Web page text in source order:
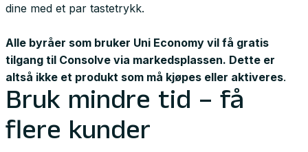
dine med et par tastetrykk.
Alle byråer som bruker Uni Economy vil få gratis
tilgang til Consolve via markedsplassen. Dette er
altså ikke et produkt som må kjøpes eller aktiveres.
Bruk mindre tid – få
flere kunder